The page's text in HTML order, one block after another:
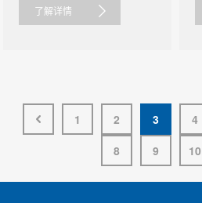
链条动......
了解详情
1 2 3 4
8
9 10